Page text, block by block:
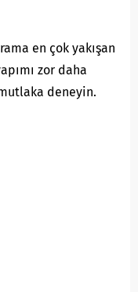
en çok yakışan
zor daha
deneyin.